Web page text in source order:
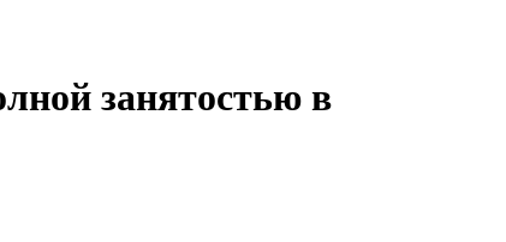
занятостью в